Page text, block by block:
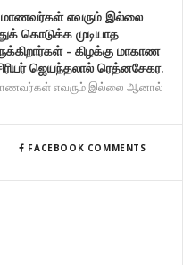
மாணவர்கள் எவரும் இல்லை
கொடுக்க முடியாத
- கிழக்கு மாகாண
ஜெயந்தலால் ரெத்னசேகர.
மாணவர்கள் எவரும் இல்லை ஆனால்
FACEBOOK COMMENTS